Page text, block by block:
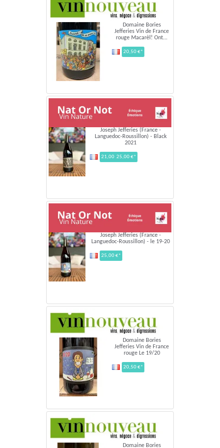
Domaine Bories
Jefferies Vin de France
rouge Macarèl! Ont...
20,50 €*
Joseph Jefferies (France -
Languedoc-Roussillon) - Black
2021
21,00 25,00 €*
Joseph Jefferies (France -
Languedoc-Roussillon) - le 19-20
25,00 €*
Domaine Bories
Jefferies Vin de France
rouge Le 19/20
20,50 €*
Domaine Bories